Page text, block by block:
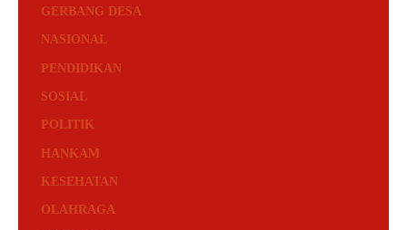
GERBANG DESA
NASIONAL
PENDIDIKAN
SOSIAL
POLITIK
HANKAM
KESEHATAN
OLAHRAGA